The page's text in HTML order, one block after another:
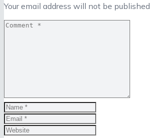
Your email address will not be published.